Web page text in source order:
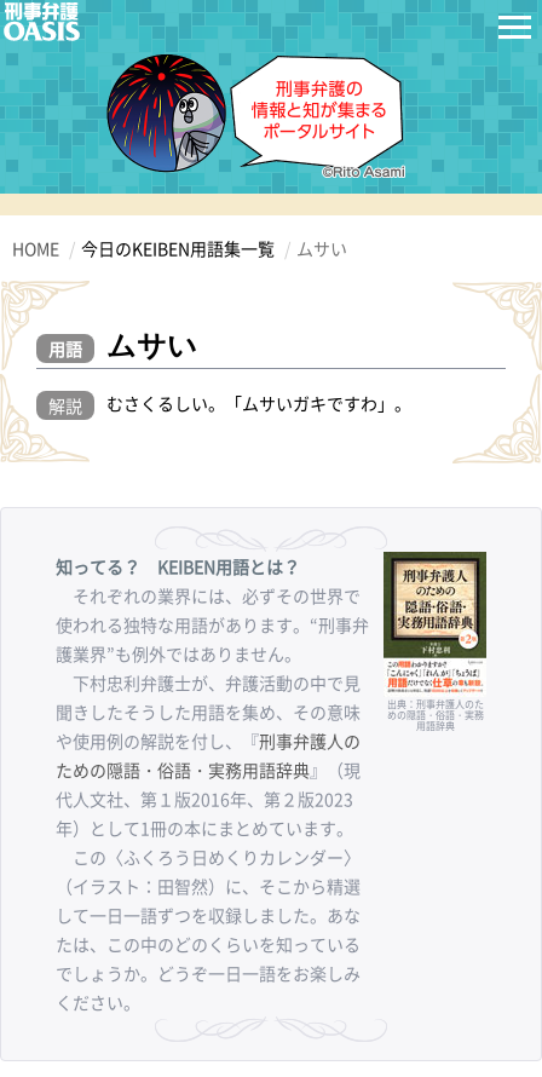
HOME 今日のKEIBEN用語集一覧 ムサい
用語 ムサい
解説 むさくるしい。「ムサいガキですわ」。
知ってる？ KEIBEN用語とは？
それぞれの業界には、必ずその世界で
使われる独特な用語があります。“刑事弁
護業界”も例外ではありません。
下村忠利弁護士が、弁護活動の中で見
聞きしたそうした用語を集め、その意味
や使用例の解説を付し、『刑事弁護人の
ための隠語・俗語・実務用語辞典』（現
代人文社、第１版2016年、第２版2023
年）として1冊の本にまとめています。
この〈ふくろう日めくりカレンダー〉
（イラスト：田智然）に、そこから精選
して一日一語ずつを収録しました。あな
たは、この中のどのくらいを知っている
でしょうか。どうぞ一日一語をお楽しみ
ください。
出典：刑事弁護人のた
めの隠語・俗語・実務
用語辞典